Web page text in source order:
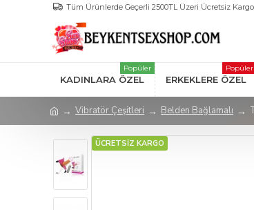
Tüm Ürünlerde Geçerli 2500TL Üzeri Ücretsiz
KADINLARA ÖZEL
Popüler
ERKEKLERE ÖZEL
Popüler
Vibratör Çeşitleri Belden Bağlamalı
ÜCRETSİZ KARGO